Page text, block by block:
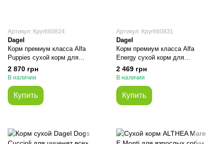
Артикул: Круг660824
Dagel
Корм премиум класса Alfa
Puppies сухой корм для
щенков всех пород, 20 кг
2 870 грн
В наличии
Купить
Артикул: Круг660831
Dagel
Корм премиум класса Alfa
Energy сухой корм для
активных взрослых собак всех
пород, 20 кг
2 469 грн
В наличии
Купить